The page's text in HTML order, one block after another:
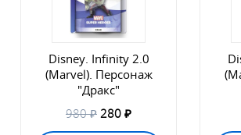
Disney. Infinity 2.0
(Marvel). Персонаж
"Дракс"
980 ₽ 280 ₽